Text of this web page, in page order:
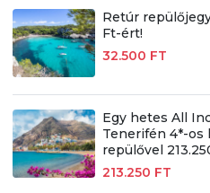
Retúr
Ft-ért!
32.500 FT
Egy hetes All
Tenerifén 4*-os
repülővel
213.250 FT